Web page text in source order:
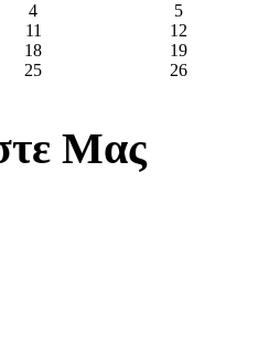
4
5
11
12
18
19
25
26
Μας